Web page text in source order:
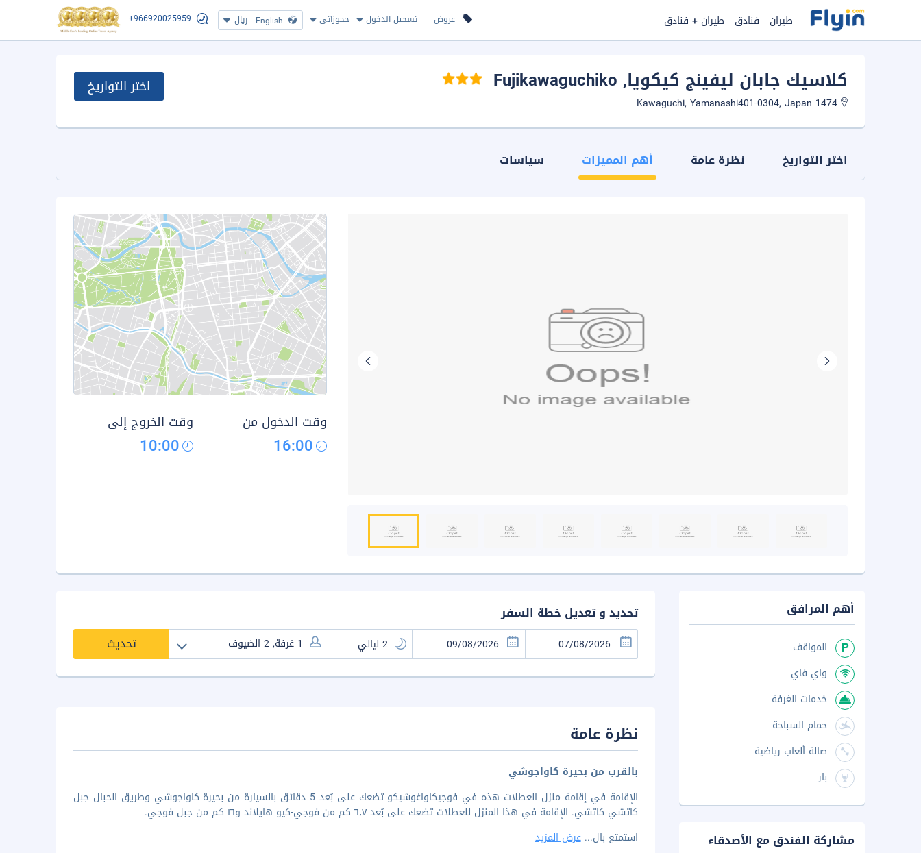
عروض تسجيل الدخول حجوزاتي English
| ريال +966920025959 طيران فنادق طيران + فنادق
كلاسيك جابان ليفينج كيكويا, Fujikawaguchiko اختر التواريخ
اختر التواريخ نظرة عامة أهم المميزات سياسات
وقت الدخول من
16:00
وقت الخروج إلى
10:00
تحديد و تعديل خطة السفر
تحديث
نظرة عامة
بالقرب من بحيرة كاواجوشي
الإقامة في إقامة منزل العطلات هذه في فوجيكاواغوشيكو تضعك على بُعد 5 دقائق بالسيارة من بحيرة كاواجوشي وطريق الحبال جبل
كاتشي كاتشي. الإقامة في هذا المنزل للعطلات تضعك على بُعد ٦٫٧ كم من فوجي-كيو هايلاند و١٦ كم من جبل فوجي.
استمتع بال...عرض المزيد
أهم المرافق
المواقف
واي فاي
خدمات الغرفة
حمام السباحة
صالة ألعاب رياضية
بار
مشاركة الفندق مع الأصدقاء